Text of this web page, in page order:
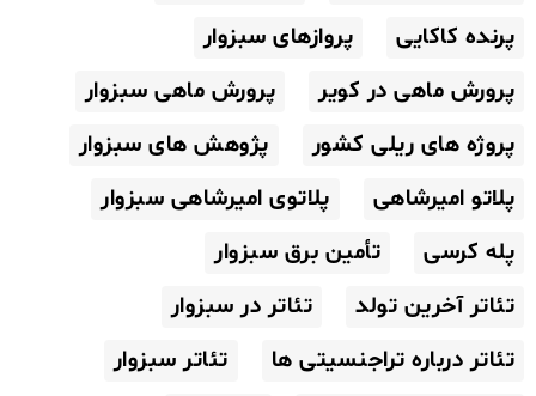
پرنده کاکایی
پروازهای سبزوار
پرورش ماهی در کویر
پرورش ماهی سبزوار
پروژه های ریلی کشور
پژوهش های سبزوار
پلاتو امیرشاهی
پلاتوی امیرشاهی سبزوار
پله کرسی
تأمین برق سبزوار
تئاتر آخرین تولد
تئاتر در سبزوار
تئاتر درباره تراجنسیتی ها
تئاتر سبزوار